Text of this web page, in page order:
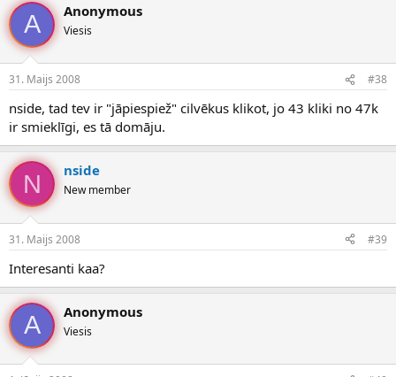
A Anonymous
Viesis
31. Maijs 2008 #38
nside, tad tev ir "jāpiespiež" cilvēkus klikot, jo 43 kliki no 47k
ir smieklīgi, es tā domāju.
N nside
New member
31. Maijs 2008 #39
Interesanti kaa?
A Anonymous
Viesis